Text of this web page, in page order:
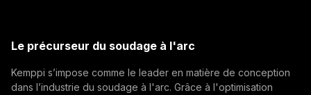
(opens in a new tab)
S'abonner
Le précurseur du soudage à l'arc
Kemppi s’impose comme le leader en matière de conception
dans l’industrie du soudage à l'arc. Grâce à l'optimisation